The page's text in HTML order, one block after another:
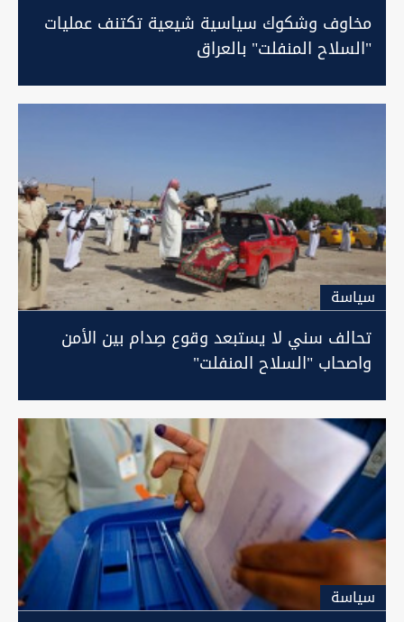
مخاوف وشكوك سياسية شيعية تكتنف عمليات
"السلاح المنفلت" بالعراق
سیاسة
تحالف سني لا يستبعد وقوع صِدام بين الأمن
واصحاب "السلاح المنفلت"
سیاسة